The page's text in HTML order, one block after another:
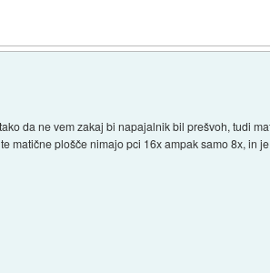
da ne vem zakaj bi napajalnik bil prešvoh, tudi
matične plošče nimajo pci 16x ampak samo 8x, in